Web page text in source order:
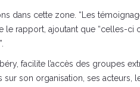
dans cette zone. “Les
rapport, ajoutant que “celles-
facilite l’accès des groupes
son organisation, ses acteurs,